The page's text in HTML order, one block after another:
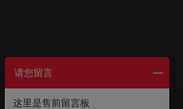
US|zh
请您留言
这里是售前留言板